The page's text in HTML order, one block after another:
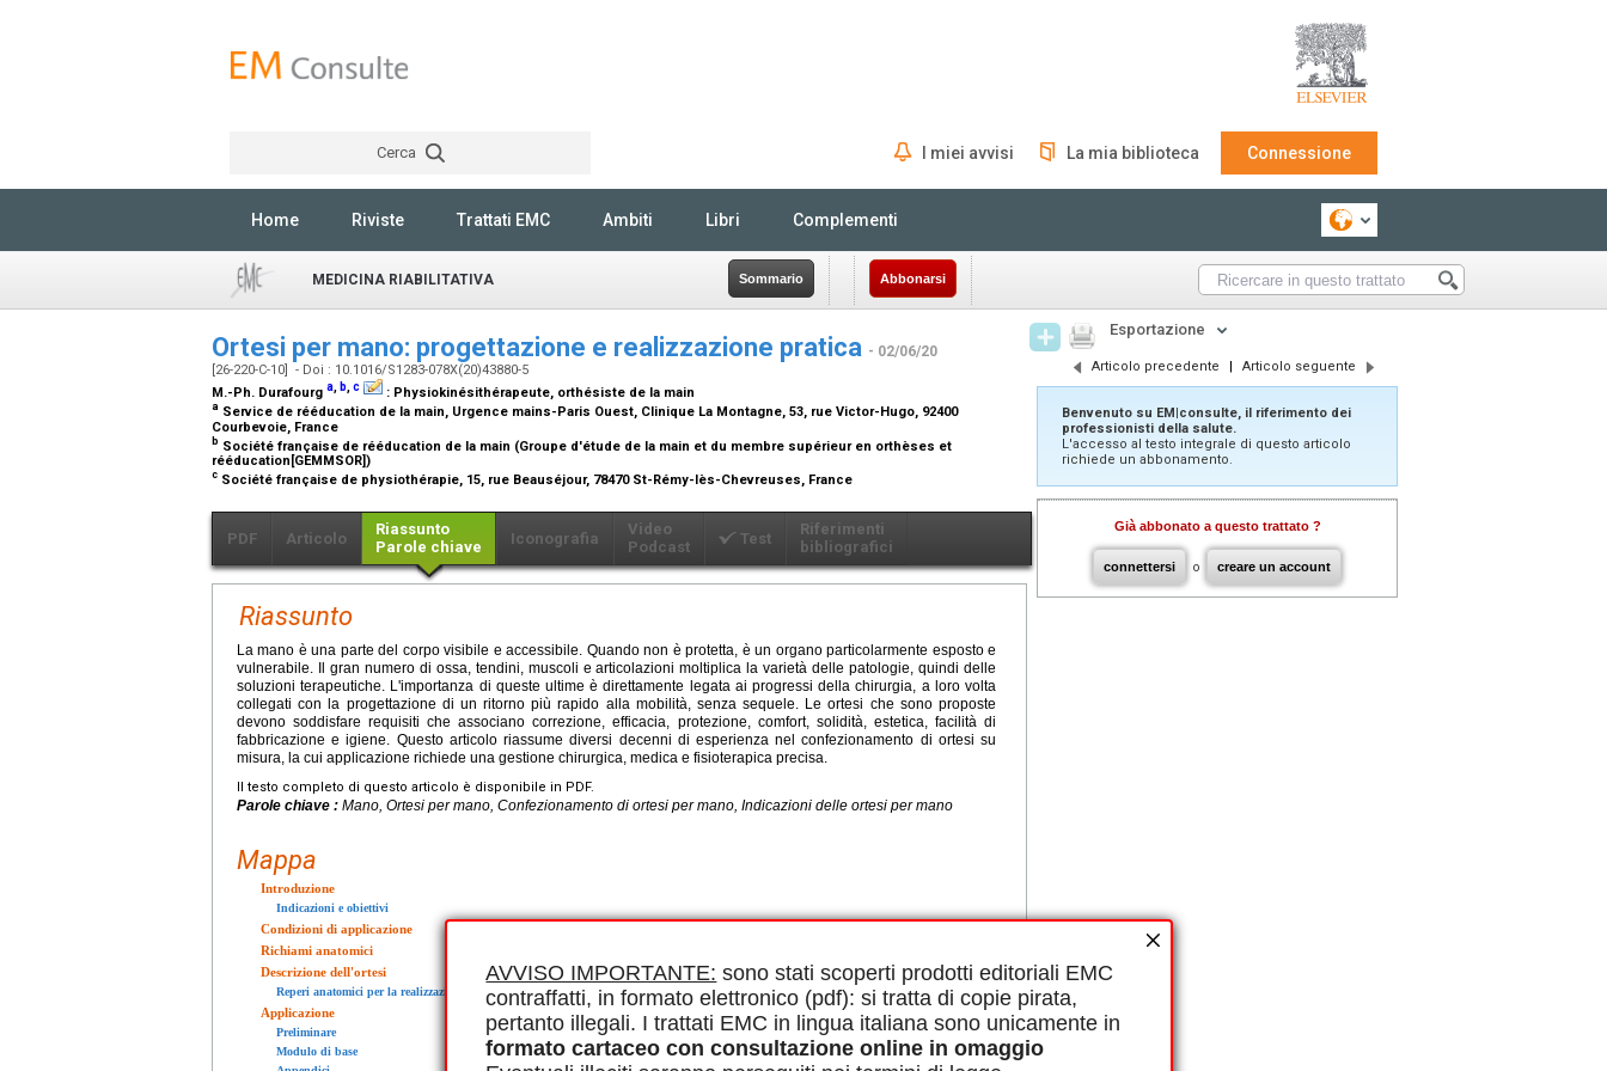
AVVISO IMPORTANTE: sono stati scoperti prodotti editoriali EMC
contraffatti, in formato elettronico (pdf): si tratta di copie pirata,
pertanto illegali. I trattati EMC in lingua italiana sono unicamente in
formato cartaceo con consultazione online in omaggio
Cerca I miei avvisi La mia biblioteca Connessione
Home Riviste Trattati EMC Ambiti Libri Complementi
MEDICINA RIABILITATIVA Sommario Abbonarsi
Ortesi per mano: progettazione e realizzazione pratica - 02/06/20
[26-220-C-10] - Doi : 10.1016/S1283-078X(20)43880-5
M.-Ph. Durafourg a, b,c : Physiokinésithérapeute, orthésiste de la main
a Service de rééducation de la main, Urgence mains-Paris Ouest, Clinique La Montagne, 53, rue Victor-Hugo, 92400
Courbevoie, France
b Société française de rééducation de la main (Groupe d'étude de la main et du membre supérieur en orthèses et
rééducation[GEMMSOR])
c Société française de physiothérapie, 15, rue Beauséjour, 78470 St-Rémy-lès-Chevreuses, France
PDF Articolo
Riassunto
Parole chiave
Iconografia
Video
Podcast
Test
Riferimenti
bibliografici
Riassunto
La mano è una parte del corpo visibile e accessibile. Quando non è protetta, è un organo particolarmente esposto e
vulnerabile. Il gran numero di ossa, tendini, muscoli e articolazioni moltiplica la varietà delle patologie, quindi delle
soluzioni terapeutiche. L'importanza di queste ultime è direttamente legata ai progressi della chirurgia, a loro volta
collegati con la progettazione di un ritorno più rapido alla mobilità, senza sequele. Le ortesi che sono proposte
devono soddisfare requisiti che associano correzione, efficacia, protezione, comfort, solidità, estetica, facilità di
fabbricazione e igiene. Questo articolo riassume diversi decenni di esperienza nel confezionamento di ortesi su
misura, la cui applicazione richiede una gestione chirurgica, medica e fisioterapica precisa.
Il testo completo di questo articolo è disponibile in PDF.
Parole chiave : Mano, Ortesi per mano, Confezionamento di ortesi per mano, Indicazioni delle ortesi per mano
Mappa
Introduzione
Indicazioni e obiettivi
Condizioni di applicazione
Richiami anatomici
Descrizione dell'ortesi
Reperi anatomici per la realizzazione pratica del modulo di base
Applicazione
Preliminare
Modulo di base
Esportazione
Articolo precedente | Articolo seguente
Benvenuto su EM|consulte, il riferimento dei
professionisti della salute.
L'accesso al testo integrale di questo articolo
richiede un abbonamento.
Già abbonato a questo trattato ?
connettersi o creare un account